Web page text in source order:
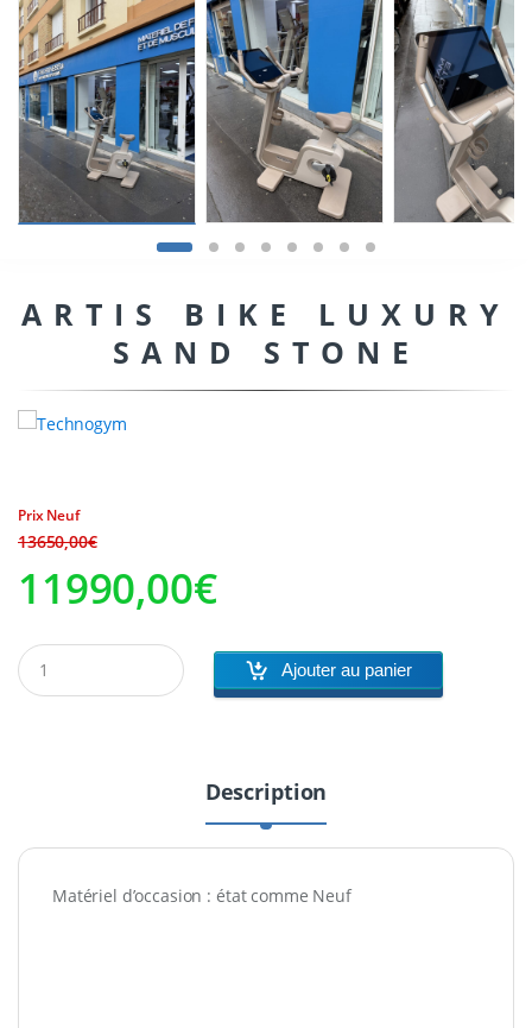
ARTIS BIKE LUXURY
SAND STONE
Prix Neuf
13650,00€
Le
prix
initial
13650,00€.
11990,00€
Le
prix
actuel
11990,00€.
Ajouter au panier
Description
Matériel d’occasion : état comme Neuf